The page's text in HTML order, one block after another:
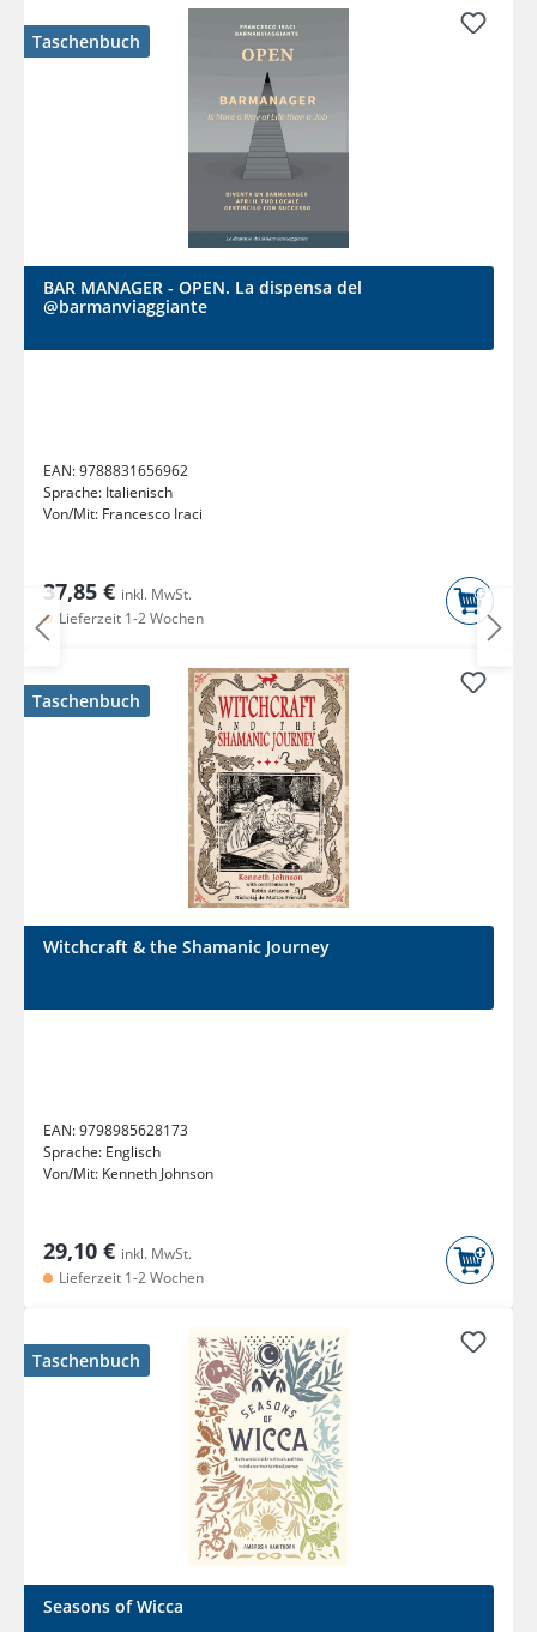
Taschenbuch
BAR MANAGER - OPEN. La dispensa del
@barmanviaggiante
EAN:9788831656962
Sprache: Italienisch
Von/Mit: Francesco Iraci
37,85 € inkl. MwSt.
Lieferzeit 1-2 Wochen
Taschenbuch
Witchcraft & the Shamanic Journey
EAN:9798985628173
Sprache: Englisch
Von/Mit: Kenneth Johnson
29,10 € inkl. MwSt.
Lieferzeit 1-2 Wochen
Taschenbuch
Seasons of Wicca